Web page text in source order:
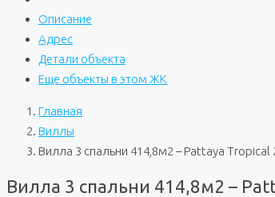
Описание
Адрес
Детали объекта
Еще объекты в этом ЖК
Главная
Виллы
Вилла 3 спальни 414,8м2 – Pattaya Tropical
Вилла 3 спальни 414,8м2 –